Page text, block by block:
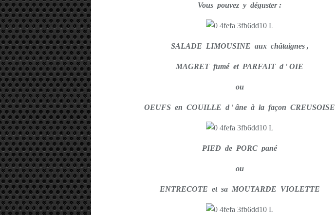
Vous pouvez y déguster :
SALADE LIMOUSINE aux châtaignes ,
MAGRET fumé et PARFAIT d ' OIE
ou
OEUFS en COUILLE d ' âne à la façon CREUSOISE
PIED de PORC pané
ou
ENTRECOTE et sa MOUTARDE VIOLETTE